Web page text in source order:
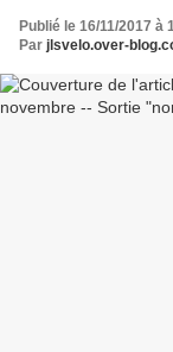
Publié le 16/11/2017 à
Par jlsvelo.over-